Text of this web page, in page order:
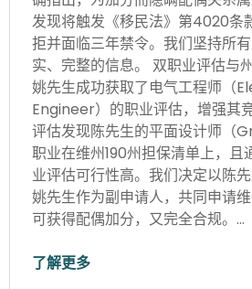
发现将触发《移民法》第4020条
拒并面临三年禁令。我们坚持所
实、完整的信息。 双职业评估与
姚先生成功获取了电气工程师（
Engineer）的职业评估，增强其
评估发现陈先生的平面设计师（
职业在维州190州担保清单上，且
业评估可行性高。我们决定以陈先
姚先生作为副申请人，共同申请
可获得配偶加分，又完全合规。…
了解更多